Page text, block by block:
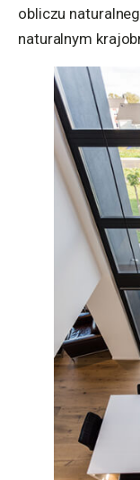
obliczu
naturalnym